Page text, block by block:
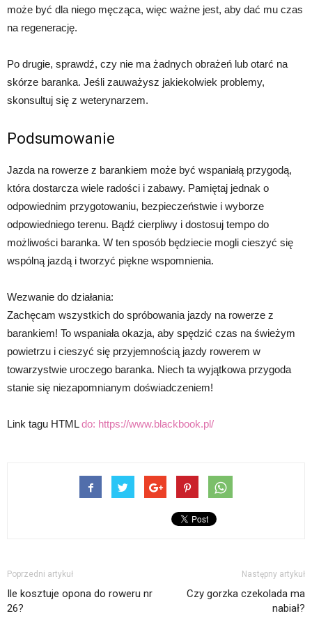
może być dla niego męcząca, więc ważne jest, aby dać mu czas
na regenerację.
Po drugie, sprawdź, czy nie ma żadnych obrażeń lub otarć na
skórze baranka. Jeśli zauważysz jakiekolwiek problemy,
skonsultuj się z weterynarzem.
Podsumowanie
Jazda na rowerze z barankiem może być wspaniałą przygodą,
która dostarcza wiele radości i zabawy. Pamiętaj jednak o
odpowiednim przygotowaniu, bezpieczeństwie i wyborze
odpowiedniego terenu. Bądź cierpliwy i dostosuj tempo do
możliwości baranka. W ten sposób będziecie mogli cieszyć się
wspólną jazdą i tworzyć piękne wspomnienia.
Wezwanie do działania:
Zachęcam wszystkich do spróbowania jazdy na rowerze z
barankiem! To wspaniała okazja, aby spędzić czas na świeżym
powietrzu i cieszyć się przyjemnością jazdy rowerem w
towarzystwie uroczego baranka. Niech ta wyjątkowa przygoda
stanie się niezapomnianym doświadczeniem!
Link tagu HTMLdo: https://www.blackbook.pl/
Poprzedni artykuł
Ile kosztuje opona do roweru nr
26?
Następny artykuł
Czy gorzka czekolada ma
nabiał?